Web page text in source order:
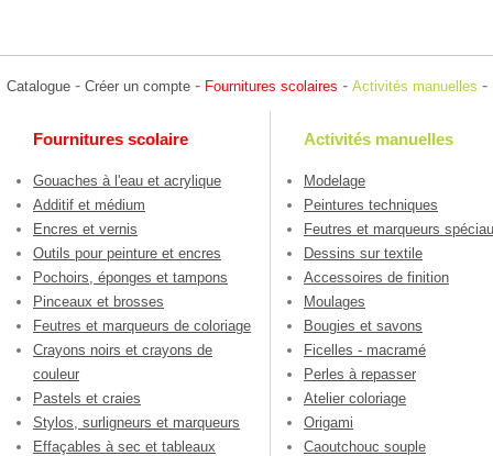
Catalogue - Créer un compte - Fournitures scolaires - Activités manuelles -
Fournitures scolaire
Gouaches à l'eau et acrylique
Additif et médium
Encres et vernis
Outils pour peinture et encres
Pochoirs, éponges et tampons
Pinceaux et brosses
Feutres et marqueurs de coloriage
Crayons noirs et crayons de
couleur
Pastels et craies
Stylos, surligneurs et marqueurs
Effaçables à sec et tableaux
Activités manuelles
Modelage
Peintures techniques
Feutres et marqueurs
Dessins sur textile
Accessoires de finition
Moulages
Bougies et savons
Ficelles - macramé
Perles à repasser
Atelier coloriage
Origami
Caoutchouc souple